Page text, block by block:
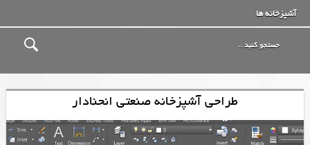
آشپزخانه ها
طراحی آشپزخانه صنعتی انحنادار